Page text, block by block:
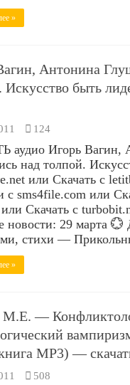
»
Антонина
Искусство быть
124
аудио Игорь Вагин,
над толпой.
или Скачать с
с sms4file.com или
Скачать с
новости: 29 марта
стихи —
»
М.E. —
MP3) —
508